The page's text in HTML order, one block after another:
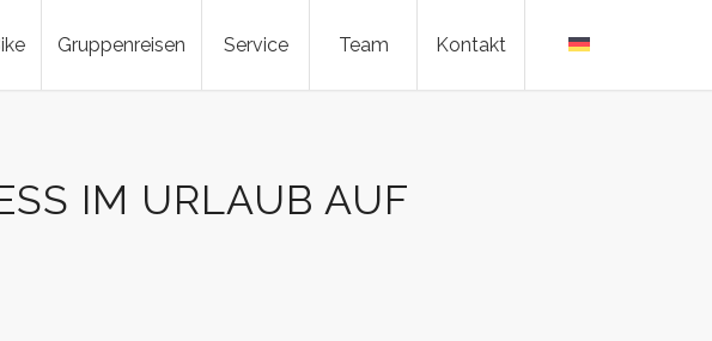
Gruppenreisen Service Team Kontakt
IM URLAUB AUF